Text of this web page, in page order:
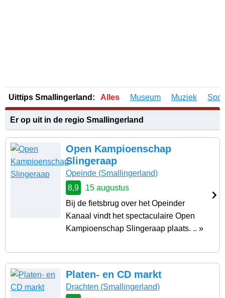
Uittips Smallingerland: Alles Museum Muziek
Er op uit in de regio Smallingerland
Open Kampioenschap
Slingeraap
Opeinde (Smallingerland)
8,9
15 augustus
Bij de fietsbrug over het Opeinder
Kanaal vindt het spectaculaire Open
Kampioenschap Slingeraap plaats. .. »
Platen- en CD markt
Drachten (Smallingerland)